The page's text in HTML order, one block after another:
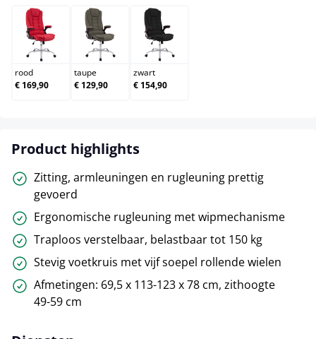
rood
rood
€ 169,90
taupe
taupe
€ 129,90
zwart
zwart
€ 154,90
Product highlights
Zitting, armleuningen en rugleuning prettig
gevoerd
Ergonomische rugleuning met wipmechanisme
Traploos verstelbaar, belastbaar tot 150 kg
Stevig voetkruis met vijf soepel rollende wielen
Afmetingen: 69,5 x 113-123 x 78 cm, zithoogte
49-59 cm